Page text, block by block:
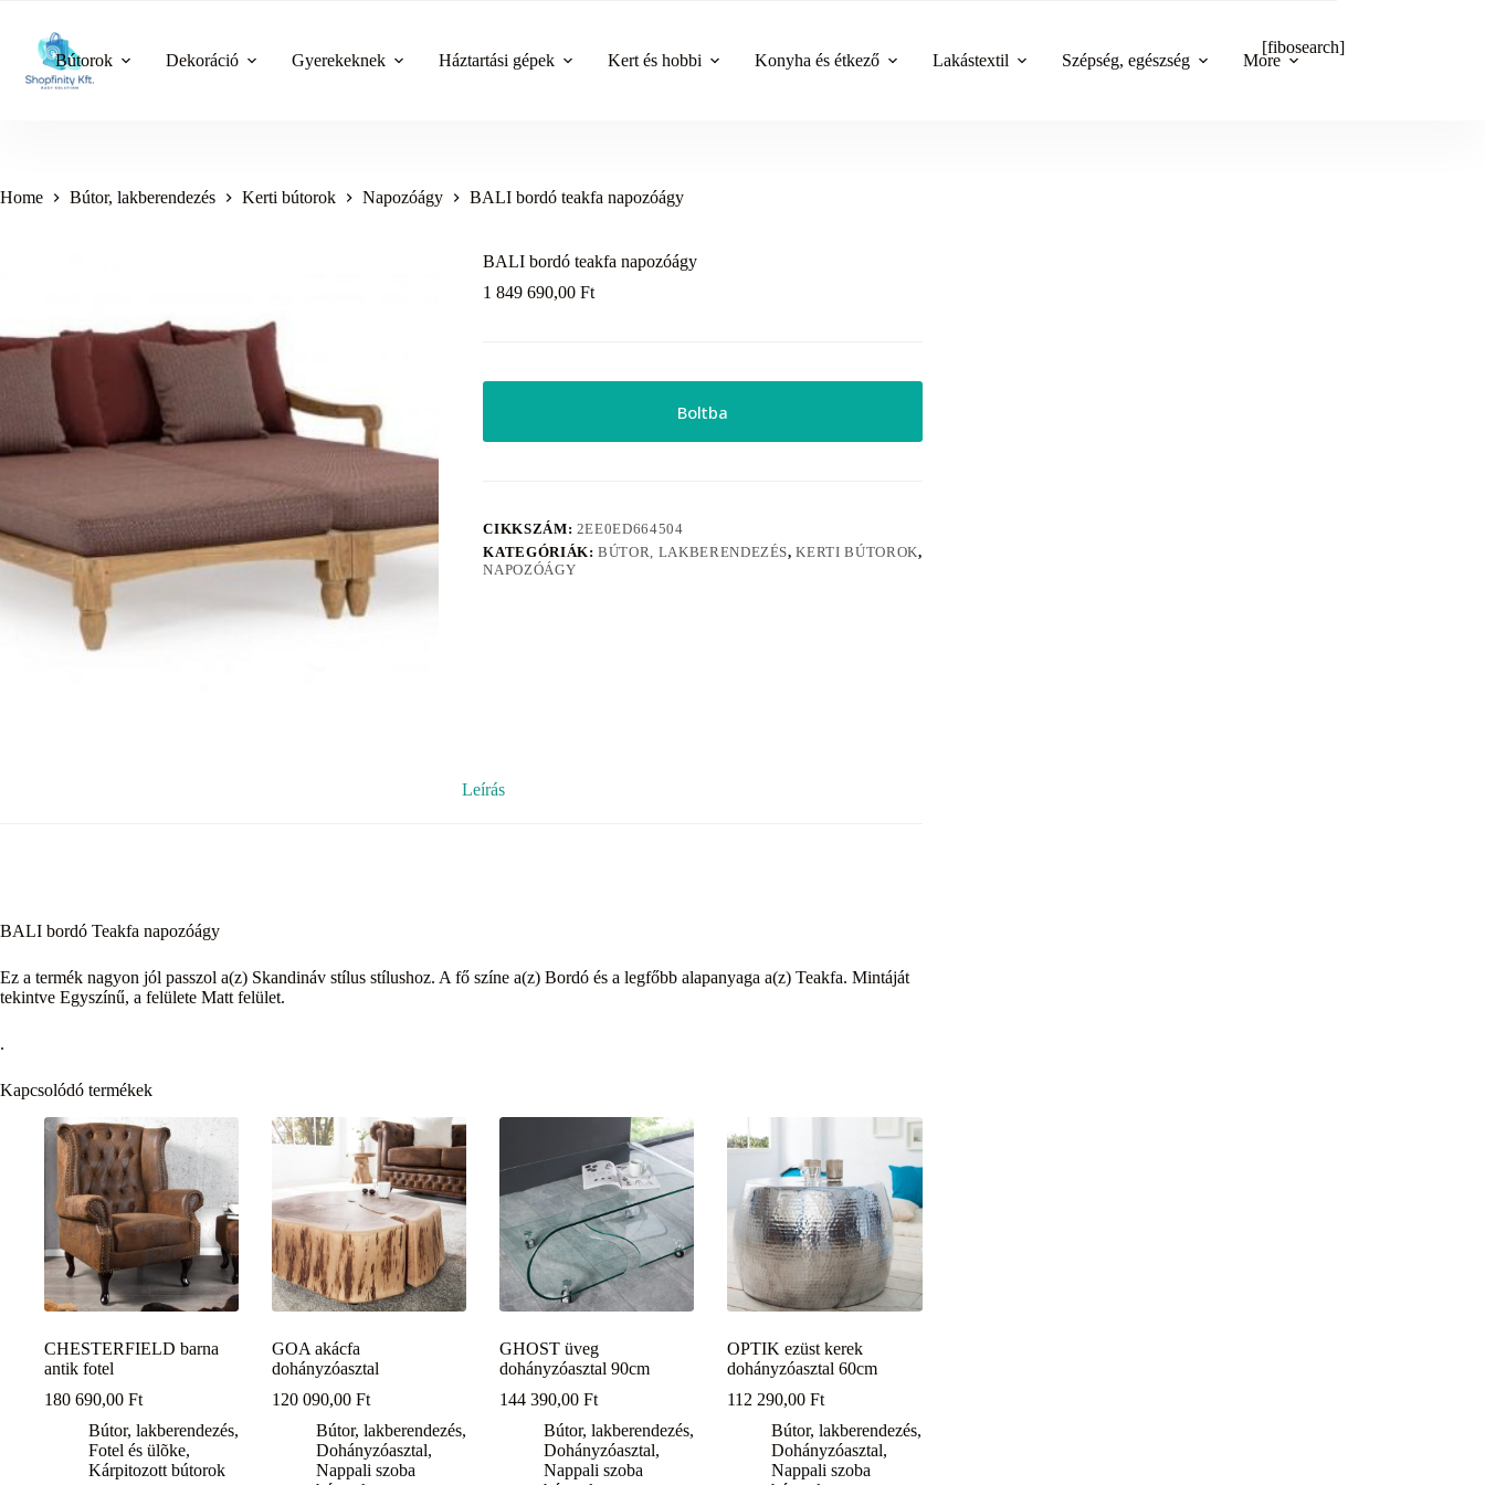
content
Bútorok Dekoráció Gyerekeknek Háztartási gépek Kert és hobbi Konyha és étkező Lakástextil Szépség, egészség More
[fibosearch]
Home Bútor, lakberendezés Kerti bútorok Napozóágy BALI bordó teakfa napozóágy
BALI bordó teakfa napozóágy
1 849 690,00Ft
Boltba
CIKKSZÁM: 2EE0ED664504
KATEGÓRIÁK:BÚTOR, LAKBERENDEZÉS,KERTI BÚTOROK,
NAPOZÓÁGY
Leírás
BALI bordó Teakfa napozóágy
Ez a termék nagyon jól passzol a(z) Skandináv stílus stílushoz. A fő színe a(z) Bordó és a legfőbb alapanyaga a(z) Teakfa. Mintáját
tekintve Egyszínű, a felülete Matt felület.
.
Kapcsolódó termékek
CHESTERFIELD barna
antik fotel
180 690,00 Ft
Bútor, lakberendezés,
Fotel és ülõke,
Kárpitozott bútorok
GOA akácfa
dohányzóasztal
120 090,00Ft
Bútor, lakberendezés,
Dohányzóasztal,
Nappali szoba
GHOST üveg
dohányzóasztal 90cm
144 390,00Ft
Bútor, lakberendezés,
Dohányzóasztal,
Nappali szoba
OPTIK ezüst kerek
dohányzóasztal 60cm
112 290,00Ft
Bútor, lakberendezés,
Dohányzóasztal,
Nappali szoba